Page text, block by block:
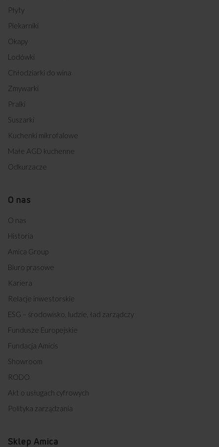
Płyty
Piekarniki
Okapy
Lodówki
Chłodziarki do wina
Zmywarki
Pralki
Suszarki
Kuchenki mikrofalowe
Małe AGD kuchenne
Odkurzacze
O nas
O nas
Historia
Amica Group
Biuro prasowe
Kariera
Relacje inwestorskie
ESG – środowisko, ludzie, ład zarządczy
Fundusze Europejskie
Fundacja Amicis
Showroom
RODO
Akt o usługach cyfrowych
Polityka zarządzania
Sklep Amica